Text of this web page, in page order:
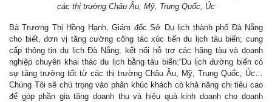
các thị trường Châu Âu, Mỹ, Trung Quốc, Úc
Bà Trương Thị Hồng Hạnh, Giám đốc Sở Du lịch thành phố Đà Nẵng
cho biết, đơn vị tăng cường công tác xúc tiến du lịch tàu biển; cung
cấp thông tin du lịch Đà Nẵng, kết nối hỗ trợ các hãng tàu và doanh
nghiệp chuyên khai thác du lịch bằng tàu biển:“Du lịch đường biển có
sự tăng trưởng tốt từ các thị trường Châu Âu, Mỹ, Trung Quốc, Úc…
Chúng Tôi sẽ chú trọng vào phân khúc khách có khả năng chi tiêu cao
để góp phần gia tăng doanh thu và hiệu quả kinh doanh cho doanh